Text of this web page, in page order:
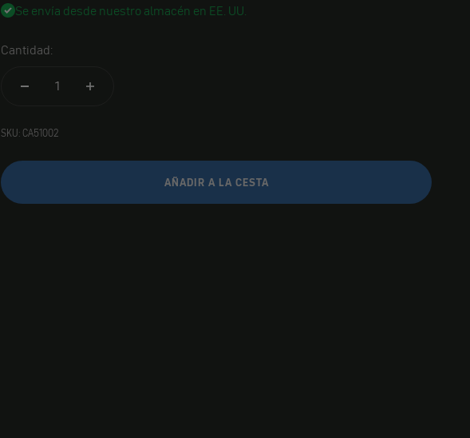
Se envía desde nuestro almacén en EE. UU.
Cantidad:
SKU: CA51002
AÑADIR A LA CESTA